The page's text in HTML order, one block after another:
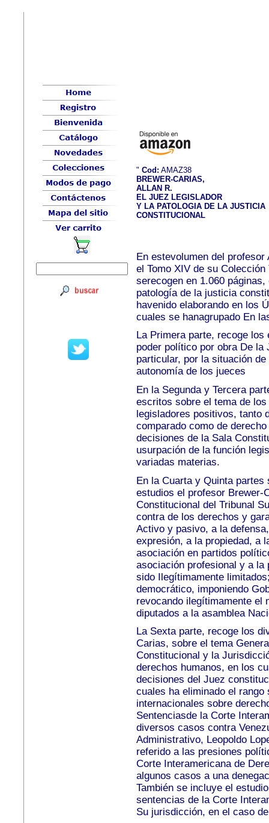
" Cod: AMAZ38
BREWER-CARIAS,
ALLAN R.
EL JUEZ LEGISLADOR
Y LA PATOLOGIA DE LA JUSTICIA
CONSTITUCIONAL
En estevolumen del
el Tomo XIV de su Colección
serecogen en 1.060
patología de la justicia
havenido elaborando en los
cuales se hanagrupado En
La Primera parte, recoge
poder político por obra De la
particular, por la situación
autonomía de los jueces
En la Segunda y Tercera
escritos sobre el tema de los
legisladores positivos, tanto
comparado como de
decisiones de la Sala
usurpación de la función
variadas materias.
En la Cuarta y Quinta
estudios el profesor Brewer-
Constitucional del Tribunal
contra de los derechos y
Activo y pasivo, a la
expresión, a la propiedad, a
asociación en partidos
asociación profesional y a
sido Ilegítimamente
democrático, imponiendo
revocando ilegítimamente el
diputados a la asamblea
La Sexta parte, recoge los
Carias, sobre el tema
Constitucional y la
derechos humanos, en los
decisiones del Juez
cuales ha eliminado el
internacionales sobre
Sentenciasde la Corte
diversos casos contra
Administrativo, Leopoldo
referido a las presiones
Corte Interamericana de
algunos casos a una d
También se incluye el
sentencias de la Corte
Su jurisdicción, en el caso